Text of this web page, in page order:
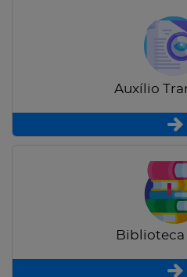
Auxílio
Biblioteca